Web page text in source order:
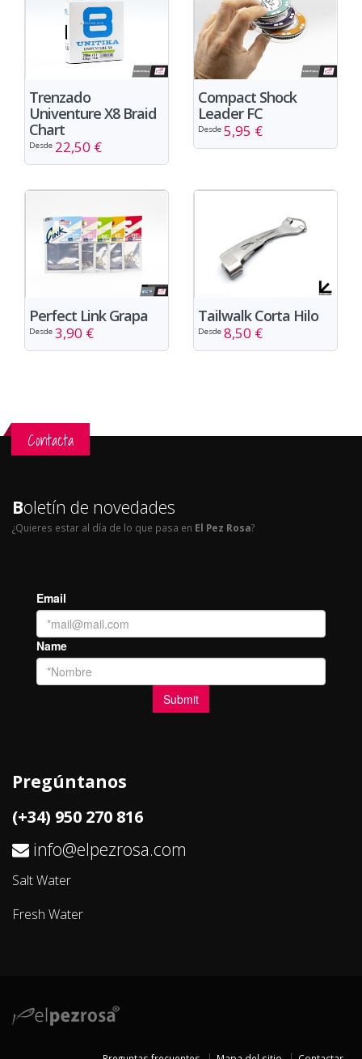
Trenzado
Univenture X8 Braid
Chart
Desde 22,50 €
Compact Shock
Leader FC
Desde 5,95 €
Perfect Link Grapa
Desde 3,90 €
Tailwalk Corta Hilo
Desde 8,50 €
Contacta
Boletín de novedades
¿Quieres estar al día de lo que pasa en El Pez Rosa?
Pregúntanos
(+34) 950 270 816
info@elpezrosa.com
Salt Water
Fresh Water